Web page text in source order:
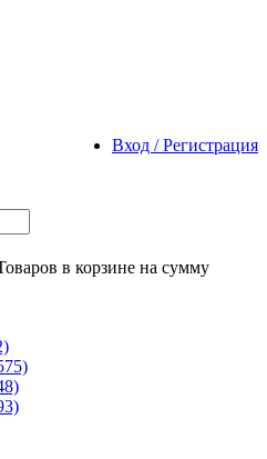
Вход / Регистрация
в корзине на сумму